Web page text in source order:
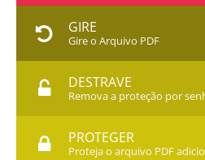
GIRE
Gire o Arquivo PDF
DESTRAVE
Remova a proteção por
PROTEGER
Proteja o arquivo PDF